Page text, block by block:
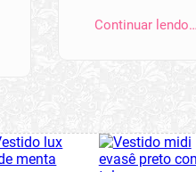
Continuar lendo…